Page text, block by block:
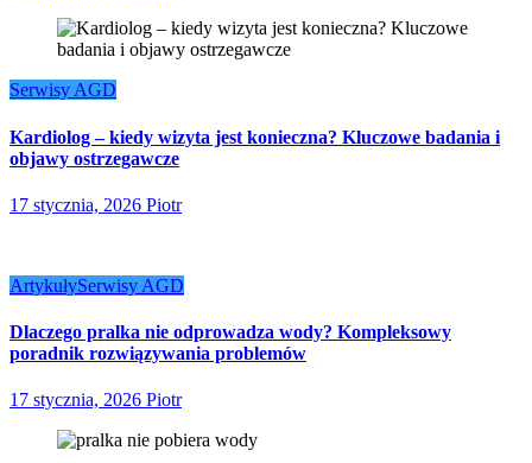
Serwisy AGD
Kardiolog – kiedy wizyta jest konieczna? Kluczowe badania i
objawy ostrzegawcze
17 stycznia, 2026 Piotr
ArtykułySerwisy AGD
Dlaczego pralka nie odprowadza wody? Kompleksowy
poradnik rozwiązywania problemów
17 stycznia, 2026 Piotr